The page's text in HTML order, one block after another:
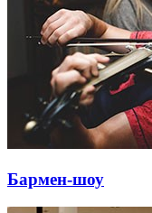
Бармен-шоу